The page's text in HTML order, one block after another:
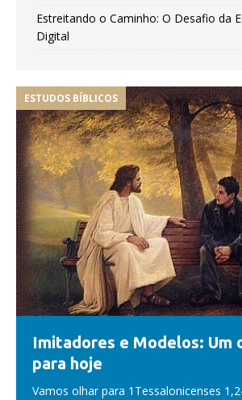
Estreitando o Caminho: O Desafio da
Digital
ESTUDOS BÍBLICOS
Imitadores e Modelos: Um
para hoje
Vamos olhar para 1Tessalonicenses